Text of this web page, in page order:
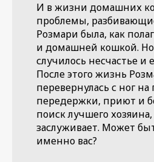
И в жизни домашних
проблемы,
Розмари была, как
и домашней кошкой. Но
случилось несчастье и
После этого жизнь
перевернулась с ног на
передержки, приют и
поиск лучшего
заслуживает. Может
именно вас?